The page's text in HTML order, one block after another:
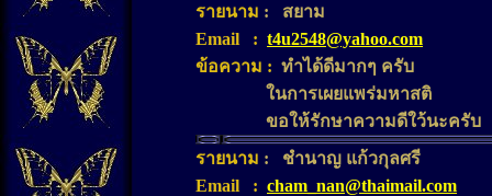
รายนาม :
สยาม
Email : t4u2548@yahoo.com
ข้อความ : ทำได้ดีมากๆ ครับ
ในการเผยแพร่มหาสติ
ขอให้รักษาความดีใว้นะครับ
รายนาม :
ชำนาญ แก้วกุลศรี
Email : cham_nan@thaimail.com